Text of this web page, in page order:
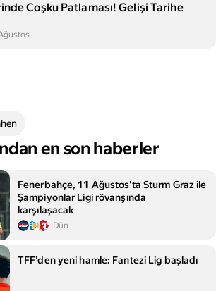
Coşku Patlaması! Gelişi Tarihe
en son haberler
Fenerbahçe, 11 Ağustos'ta Sturm Graz ile
Şampiyonlar Ligi rövanşında
karşılaşacak
Dün
TFF’den yeni hamle: Fantezi Lig başladı